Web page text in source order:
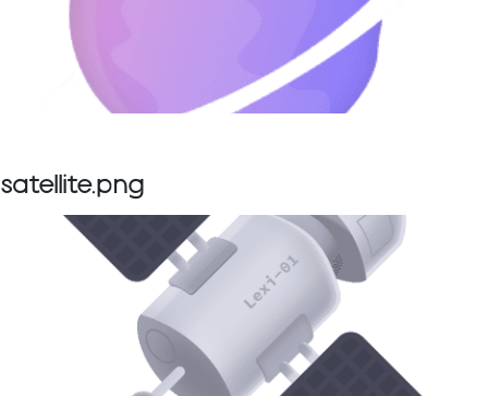
satellite.png